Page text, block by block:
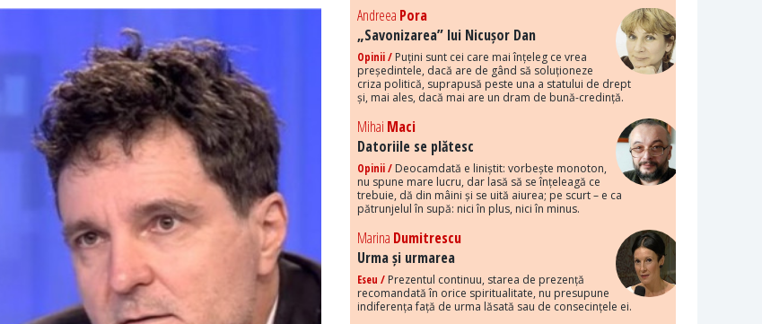
Andreea Pora
„Savonizarea” lui Nicușor Dan
Opinii / Puțini sunt cei care mai înțeleg ce vrea
președintele, dacă are de gând să soluționeze
criza politică, suprapusă peste una a statului de drept
și, mai ales, dacă mai are un dram de bună-credință.
Mihai Maci
Datoriile se plătesc
Opinii / Deocamdată e liniștit: vorbește monoton,
nu spune mare lucru, dar lasă să se înțeleagă ce
trebuie, dă din mâini și se uită aiurea; pe scurt – e ca
pătrunjelul în supă: nici în plus, nici în minus.
Marina Dumitrescu
Urma și urmarea
Eseu / Prezentul continuu, starea de prezență
recomandată în orice spiritualitate, nu presupune
indiferența față de urma lăsată sau de consecințele ei.